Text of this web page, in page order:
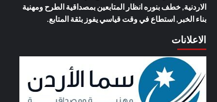
الاردنية, خطف بنوره انظار المتابعين بمصداقية الطرح ومهنية
بناء الخبر, استطاع في وقت قياسي يفوز بثقة المتابع.
الاعلانات